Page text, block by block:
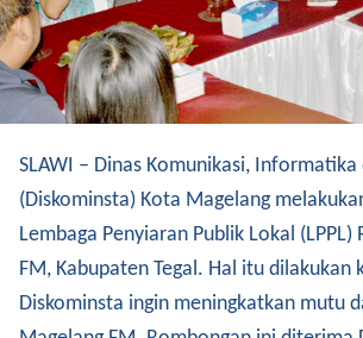
SLAWI – Dinas Komunikasi,
(Diskominsta) Kota Magelang
Lembaga Penyiaran Publik Lokal (LPPL)
FM, Kabupaten Tegal. Hal itu dilakukan
Diskominsta ingin meningkatkan mutu